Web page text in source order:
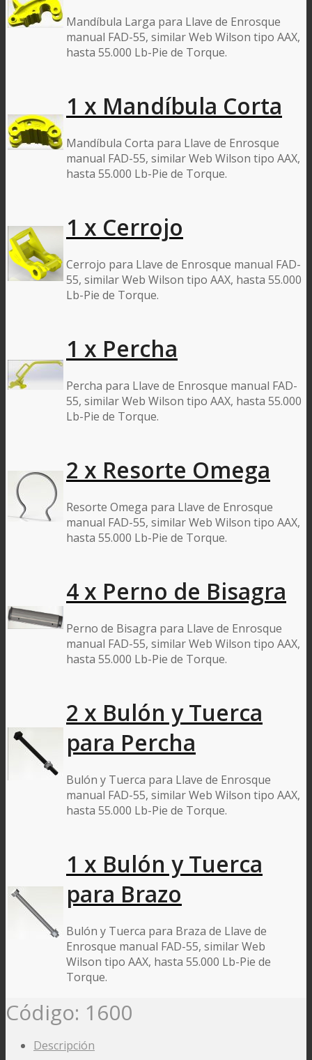
Mandíbula Larga para Llave de Enrosque
manual FAD-55, similar Web Wilson tipo AAX,
hasta 55.000 Lb-Pie de Torque.
1 x Mandíbula Corta
Mandíbula Corta para Llave de Enrosque
manual FAD-55, similar Web Wilson tipo AAX,
hasta 55.000 Lb-Pie de Torque.
1 x Cerrojo
Cerrojo para Llave de Enrosque manual FAD-
55, similar Web Wilson tipo AAX, hasta 55.000
Lb-Pie de Torque.
1 x Percha
Percha para Llave de Enrosque manual FAD-
55, similar Web Wilson tipo AAX, hasta 55.000
Lb-Pie de Torque.
2 x Resorte Omega
Resorte Omega para Llave de Enrosque
manual FAD-55, similar Web Wilson tipo AAX,
hasta 55.000 Lb-Pie de Torque.
4 x Perno de Bisagra
Perno de Bisagra para Llave de Enrosque
manual FAD-55, similar Web Wilson tipo AAX,
hasta 55.000 Lb-Pie de Torque.
2 x Bulón y Tuerca
para Percha
Bulón y Tuerca para Llave de Enrosque
manual FAD-55, similar Web Wilson tipo AAX,
hasta 55.000 Lb-Pie de Torque.
1 x Bulón y Tuerca
para Brazo
Bulón y Tuerca para Braza de Llave de
Enrosque manual FAD-55, similar Web
Wilson tipo AAX, hasta 55.000 Lb-Pie de
Torque.
Código: 1600
Descripción